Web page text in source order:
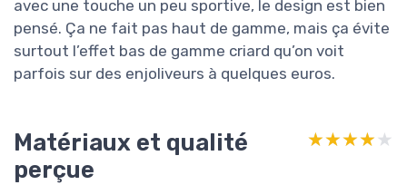
avec une touche un peu sportive, le design est bien
pensé. Ça ne fait pas haut de gamme, mais ça évite
surtout l’effet bas de gamme criard qu’on voit
parfois sur des enjoliveurs à quelques euros.
Matériaux et qualité
perçue
★★★★★
★★★★★